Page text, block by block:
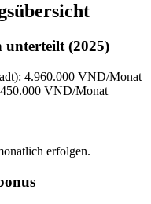
unterteilt (2025)
4.960.000 VND/Monat
VND/Monat
erfolgen.